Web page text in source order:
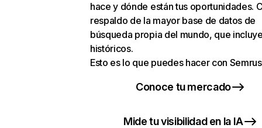
hace y dónde están tus oportunidades.
respaldo de la mayor base de datos de
búsqueda propia del mundo, que
históricos.
Esto es lo que puedes hacer con
Conoce tu mercado
Mide tu visibilidad en la IA